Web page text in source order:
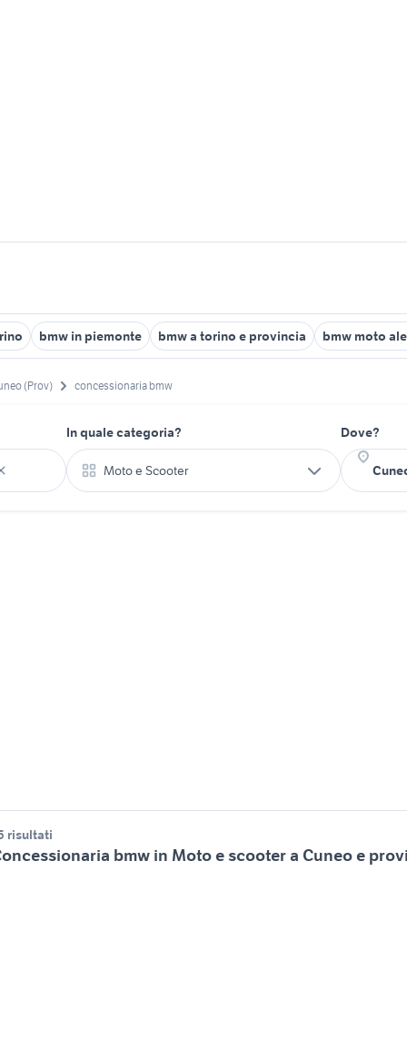
bmw in piemonte bmw a torino e provincia bmw moto
(Prov) concessionaria bmw
In quale categoria?
Moto e Scooter
Dove?
risultati
bmw in Moto e scooter a Cuneo e